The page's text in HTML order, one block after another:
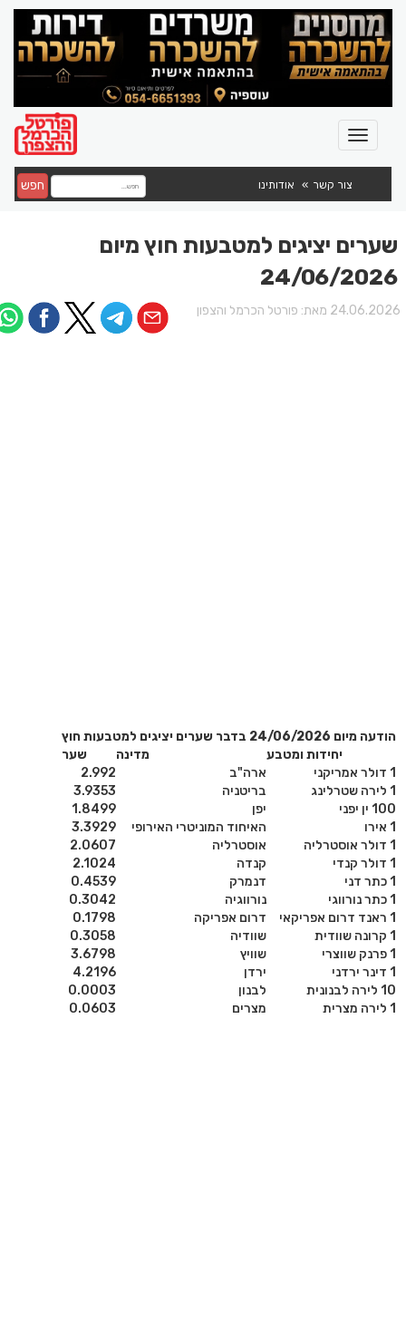
צור קשר אודותינו חפש
שערים יציגים למטבעות חוץ מיום
24/06/2026
מאת: פורטל הכרמל והצפון
הודעה מיום 24/06/2026 בדבר שערים יציגים למטבעות חוץ
יחידות ומטבע
מדינה
שער
ארה"ב
2.992
בריטניה
3.9353
100 ין יפני
יפן
1.8499
האיחוד המוניטרי האירופי
3.3929
אוסטרליה
2.0607
קנדה
2.1024
דנמרק
0.4539
נורווגיה
0.3042
דרום אפריקה
0.1798
שוודיה
0.3058
שוויץ
3.6798
ירדן
4.2196
10 לירה לבנונית
לבנון
0.0003
מצרים 0.0603